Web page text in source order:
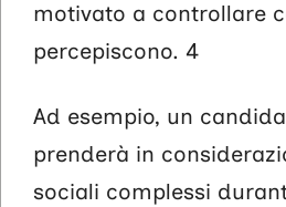
motivato a controllare
percepiscono. 4
Ad esempio, un
prenderà in
sociali complessi